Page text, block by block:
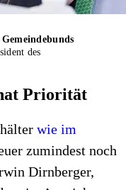
des
Priorität
wie im
zumindest noch
Dirnberger,